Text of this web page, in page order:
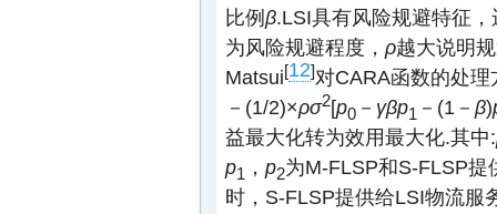
比例β.LSI具有风险规避特征
为风险规避程度， ρ越大说明
Matsui[12]对CARA函数的处
－(1/2)×ρσ2[p0 － γβp1 －(1－ β)
益最大化转为效用最大化.其中:
p1 ， p2为M-FLSP和S-FLSP
时，S-FLSP提供给LSI物流服